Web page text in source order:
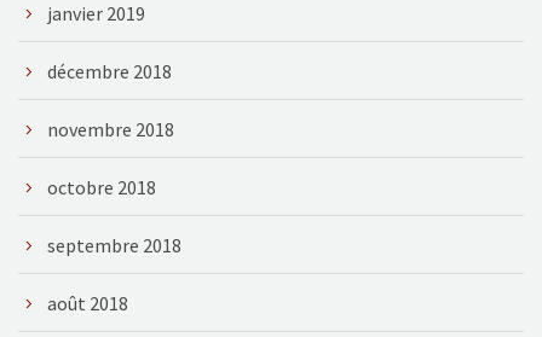
janvier 2019
décembre 2018
novembre 2018
octobre 2018
septembre 2018
août 2018